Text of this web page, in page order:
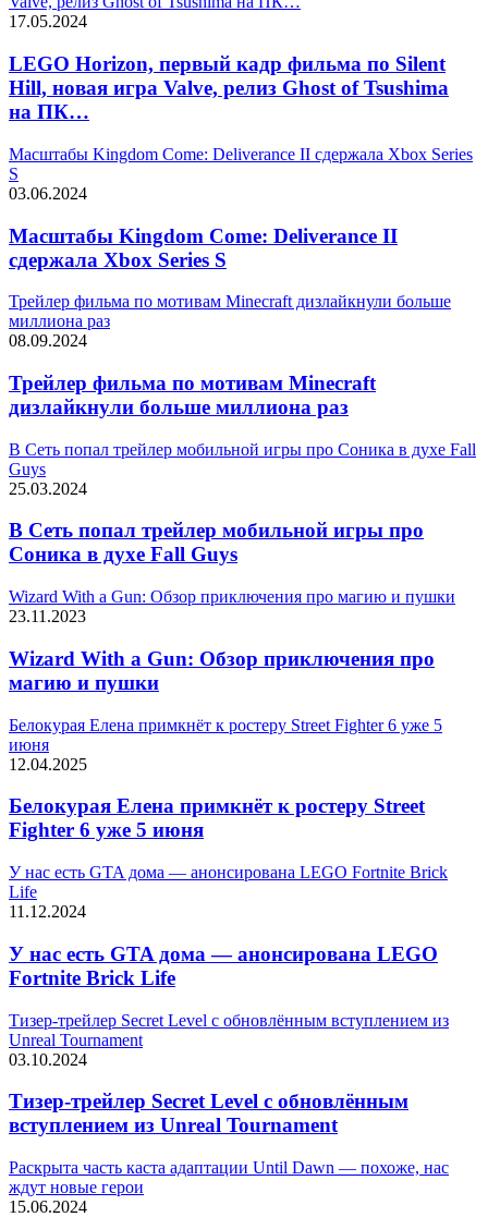
17.05.2024
LEGO Horizon, первый кадр фильма по Silent
Hill, новая игра Valve, релиз Ghost of Tsushima
на ПК…
Масштабы Kingdom Come: Deliverance II сдержала Xbox Series
S
03.06.2024
Масштабы Kingdom Come: Deliverance II
сдержала Xbox Series S
Трейлер фильма по мотивам Minecraft дизлайкнули больше
миллиона раз
08.09.2024
Трейлер фильма по мотивам Minecraft
дизлайкнули больше миллиона раз
В Сеть попал трейлер мобильной игры про Соника в духе Fall
Guys
25.03.2024
В Сеть попал трейлер мобильной игры про
Соника в духе Fall Guys
Wizard With a Gun: Обзор приключения про магию и пушки
23.11.2023
Wizard With a Gun: Обзор приключения про
магию и пушки
Белокурая Елена примкнёт к ростеру Street Fighter 6 уже 5
июня
12.04.2025
Белокурая Елена примкнёт к ростеру Street
Fighter 6 уже 5 июня
У нас есть GTA дома — анонсирована LEGO Fortnite Brick
Life
11.12.2024
У нас есть GTA дома — анонсирована LEGO
Fortnite Brick Life
Тизер-трейлер Secret Level с обновлённым вступлением из
Unreal Tournament
03.10.2024
Тизер-трейлер Secret Level с обновлённым
вступлением из Unreal Tournament
Раскрыта часть каста адаптации Until Dawn — похоже, нас
ждут новые герои
15.06.2024